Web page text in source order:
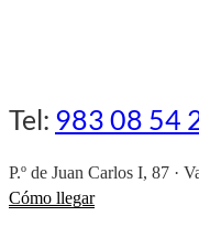
Tel: 983 08 54
P.º de Juan Carlos I, 87 ·
Cómo llegar